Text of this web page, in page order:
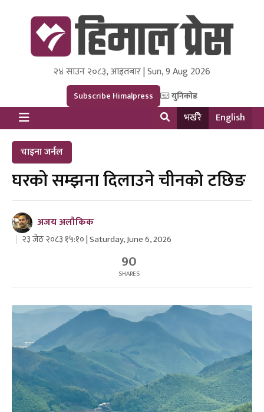
Himal Press
Dot NewsyNepal Media and Research Pvt Ltd.
२४ साउन २०८३, आइतबार | Sun, 9 Aug 2026
Subscribe Himalpress युनिकोड
भर्खरै English
चाइना जर्नल
घरको सम्झना दिलाउने चीनको टछिङ
अजय अलौकिक
२३ जेठ २०८३ १५:१० | Saturday, June 6, 2026
90
SHARES